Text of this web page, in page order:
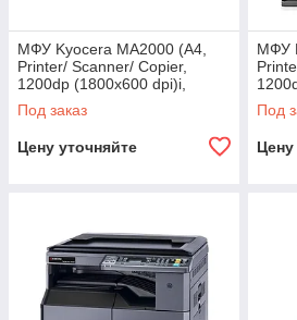
МФУ Kyocera MA2000 (А4,
Printer/ Scanner/ Copier,
1200dp (1800x600 dpi)i,
Mono, 20 ppm, 32MB,
450Mhz, tray 150
Под заказ
Цену уточняйте
МФУ
Под
Цену